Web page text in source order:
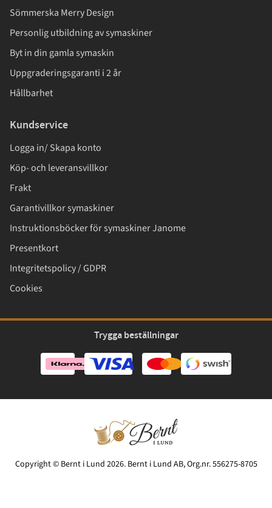
Sömmerska Merry Design
Personlig utbildning av symaskiner
Byt in din gamla symaskin
Uppgraderingsgaranti i 2 år
Hållbarhet
Kundservice
Logga in/ Skapa konto
Köp- och leveransvillkor
Frakt
Garantivillkor symaskiner
Instruktionsböcker för symaskiner Janome
Presentkort
Integritetspolicy / GDPR
Cookies
Trygga beställningar
Copyright © Bernt i Lund 2026. Bernt i Lund AB, Org.nr. 556275-8705